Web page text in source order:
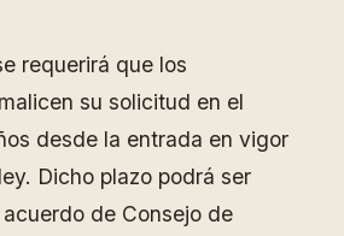
requerirá que los
su solicitud en el
desde la entrada en vigor
Dicho plazo podrá ser
de Consejo de